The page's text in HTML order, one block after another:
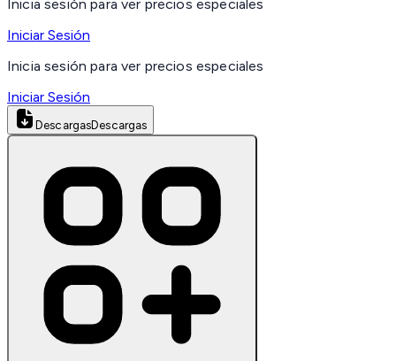
Inicia sesión para ver precios especiales
Iniciar Sesión
Inicia sesión para ver precios especiales
Iniciar Sesión
DescargasDescargas